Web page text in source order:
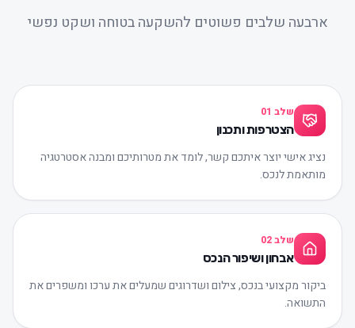
ארבעה שלבים פשוטים להשקעה בטוחה ושקט נפשי
שלב 01
הצטרפות ותכנון
נציג אישי יוצר איתכם קשר, לומד את מטרותיכם ומבנה אסטרטגיה
מותאמת לנכס.
שלב02
אבחון ושיפור הנכס
ביקור מקצועי בנכס, צילום ושדרוגים שמעלים את ערכו ומשפרים את
התשואה.